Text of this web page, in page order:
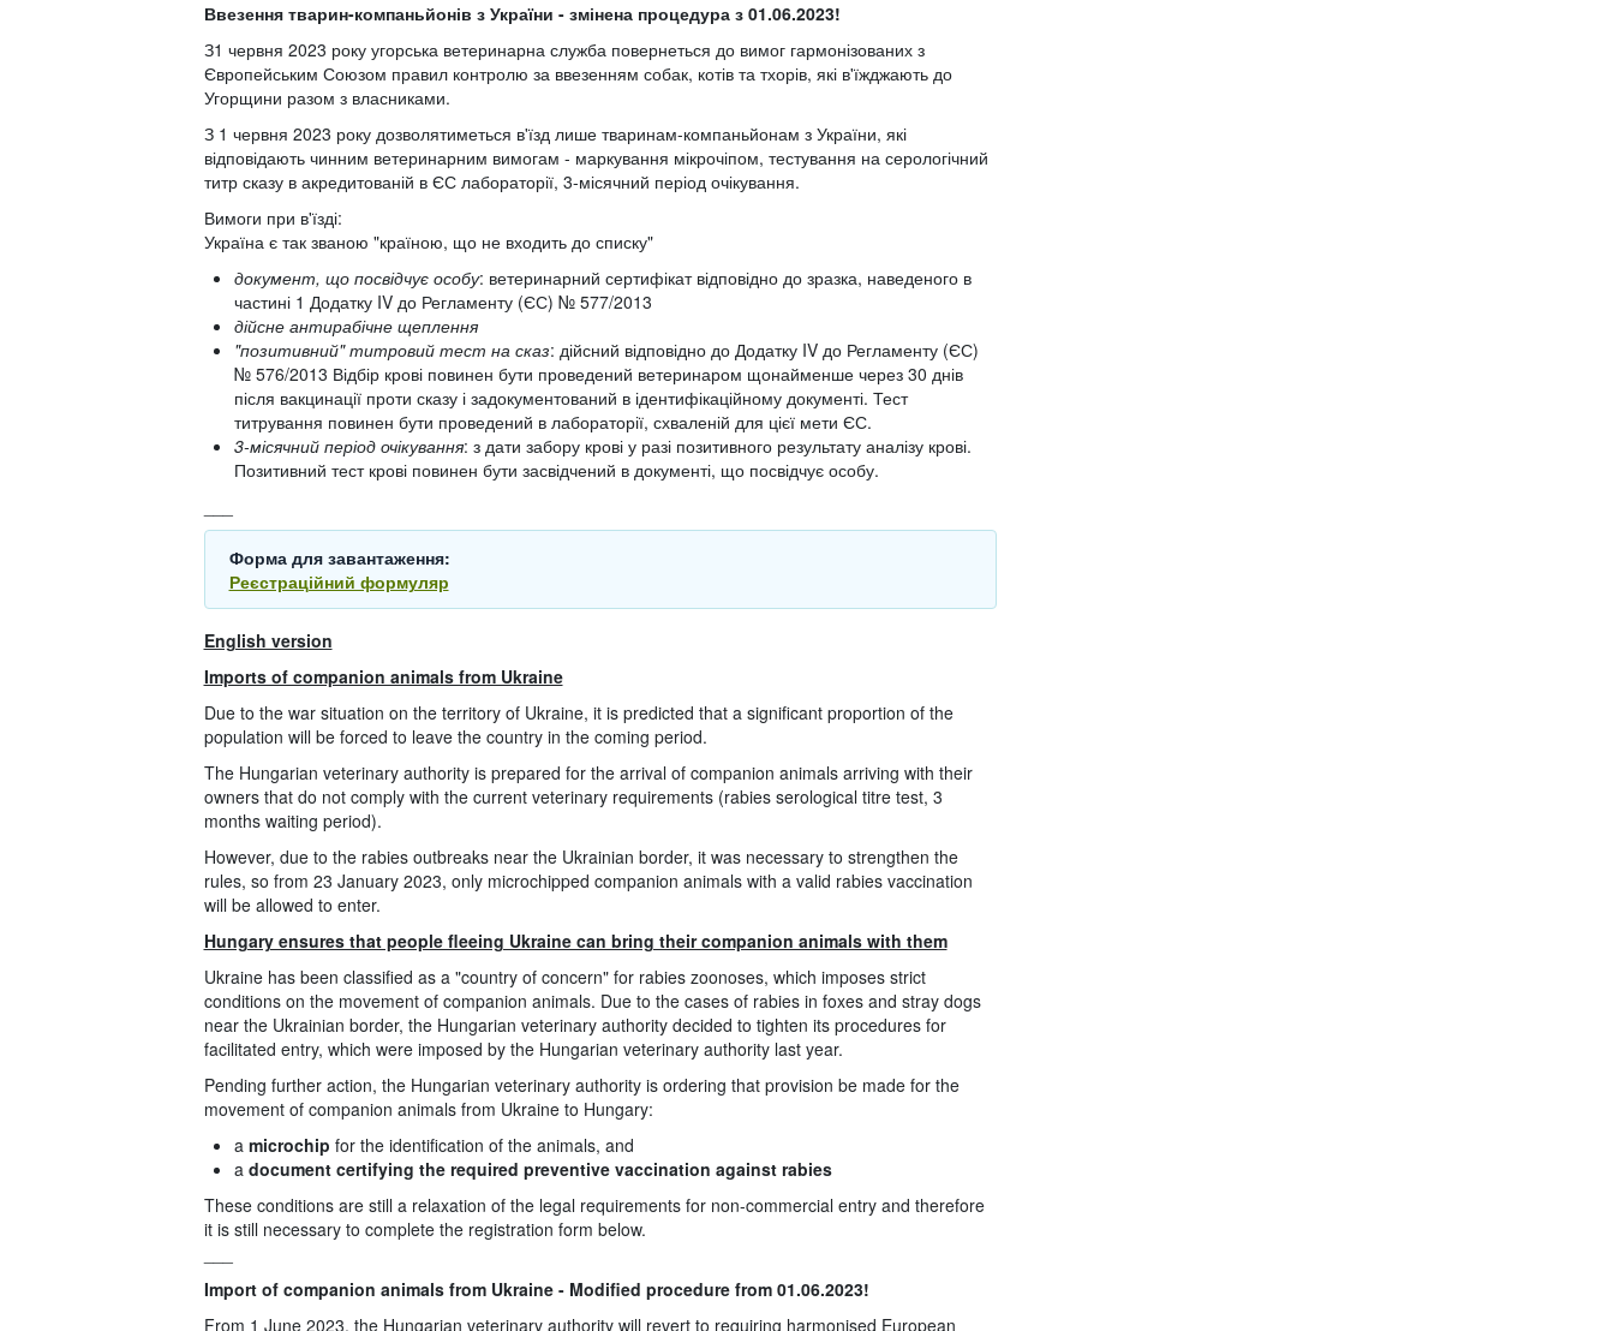
Ввезення тварин-компаньйонів з України - змінена процедура з 01.06.2023!
З1 червня 2023 року угорська ветеринарна служба повернеться до вимог гармонізованих з
Європейським Союзом правил контролю за ввезенням собак, котів та тхорів, які в'їжджають до
Угорщини разом з власниками.
З 1 червня 2023 року дозволятиметься в'їзд лише тваринам-компаньйонам з України, які
відповідають чинним ветеринарним вимогам - маркування мікрочіпом, тестування на серологічний
титр сказу в акредитованій в ЄС лабораторії, 3-місячний період очікування.
Вимоги при в'їзді:
Україна є так званою "країною, що не входить до списку"
документ, що посвідчує особу: ветеринарний сертифікат відповідно до зразка, наведеного в
частині 1 Додатку IV до Регламенту (ЄС) № 577/2013
дійсне антирабічне щеплення
"позитивний" титровий тест на сказ: дійсний відповідно до Додатку IV до Регламенту (ЄС)
№ 576/2013 Відбір крові повинен бути проведений ветеринаром щонайменше через 30 днів
після вакцинації проти сказу і задокументований в ідентифікаційному документі. Тест
титрування повинен бути проведений в лабораторії, схваленій для цієї мети ЄС.
3-місячний період очікування: з дати забору крові у разі позитивного результату аналізу крові.
Позитивний тест крові повинен бути засвідчений в документі, що посвідчує особу.
Форма для завантаження:
Реєстраційний формуляр
English version
Imports of companion animals from Ukraine
Due to the war situation on the territory of Ukraine, it is predicted that a significant proportion of the
population will be forced to leave the country in the coming period.
The Hungarian veterinary authority is prepared for the arrival of companion animals arriving with their
owners that do not comply with the current veterinary requirements (rabies serological titre test, 3
months waiting period).
However, due to the rabies outbreaks near the Ukrainian border, it was necessary to strengthen the
rules, so from 23 January 2023, only microchipped companion animals with a valid rabies vaccination
will be allowed to enter.
Hungary ensures that people fleeing Ukraine can bring their companion animals with them
Ukraine has been classified as a "country of concern" for rabies zoonoses, which imposes strict
conditions on the movement of companion animals. Due to the cases of rabies in foxes and stray dogs
near the Ukrainian border, the Hungarian veterinary authority decided to tighten its procedures for
facilitated entry, which were imposed by the Hungarian veterinary authority last year.
Pending further action, the Hungarian veterinary authority is ordering that provision be made for the
movement of companion animals from Ukraine to Hungary:
a microchip for the identification of the animals, and
a document certifying the required preventive vaccination against rabies
These conditions are still a relaxation of the legal requirements for non-commercial entry and therefore
it is still necessary to complete the registration form below.
Import of companion animals from Ukraine - Modified procedure from 01.06.2023!
From 1 June 2023, the Hungarian veterinary authority will revert to requiring harmonised European